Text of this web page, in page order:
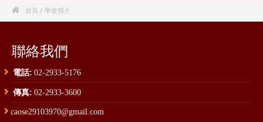
 首頁 / 學會簡介
聯絡我們
電話: 02-2933-5176
傳真: 02-2933-3600
caose29103970@gmail.com